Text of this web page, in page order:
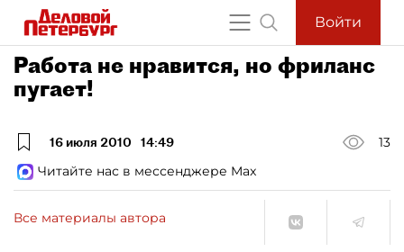
Войти
Работа не нравится, но фриланс
пугает!
16 июля 2010 14:49
13
Читайте нас в мессенджере Max
Все материалы автора